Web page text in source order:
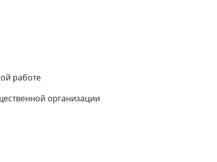
работе
организации